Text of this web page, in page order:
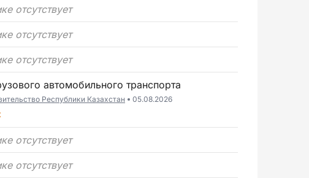
отсутствует
отсутствует
отсутствует
автомобильного транспорта
Республики Казахстан 05.08.2026
отсутствует
отсутствует